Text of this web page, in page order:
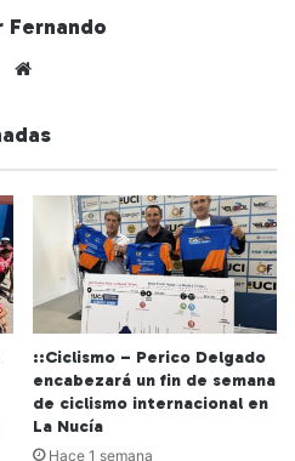
Fernando
we
::Ciclismo – Perico Delgado
encabezará un fin de semana
de ciclismo internacional en
La Nucía
Hace 1 semana